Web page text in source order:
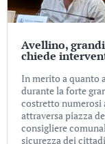
Avellino,
chiede
In merito a quanto
durante la forte
costretto
attraversa piazza
consigliere
sicurezza dei